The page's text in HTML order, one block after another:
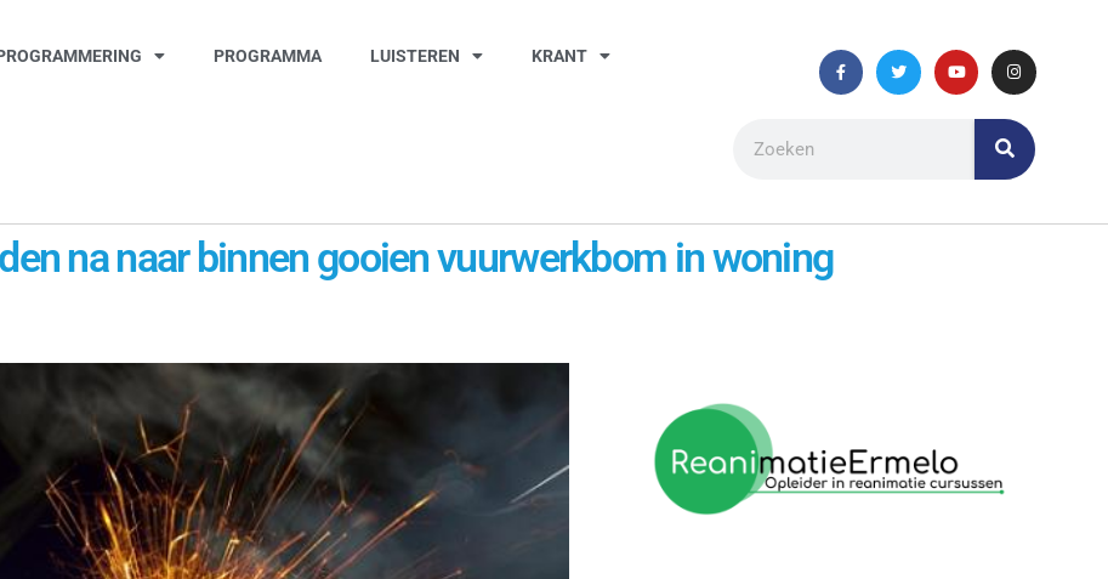
PROGRAMMA LUISTEREN KRANT
na naar binnen gooien vuurwerkbom in woning